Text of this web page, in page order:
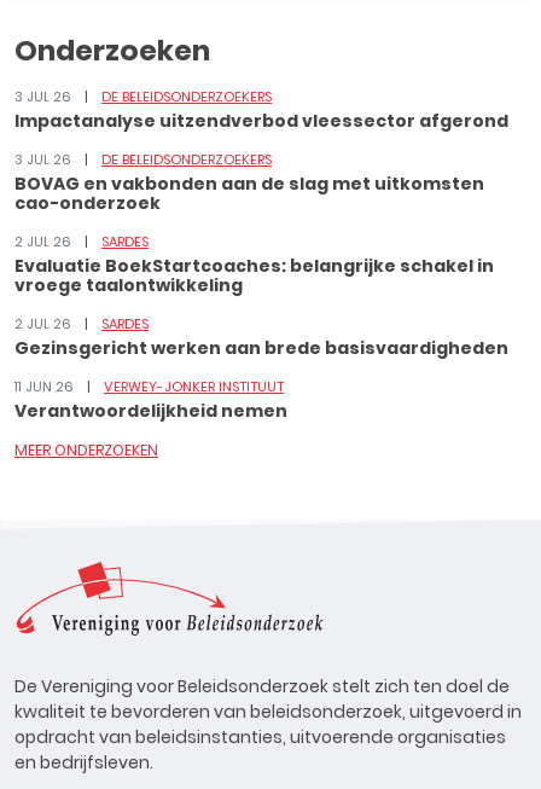
Onderzoeken
3 JUL 26 DE BELEIDSONDERZOEKERS
Impactanalyse uitzendverbod vleessector afgerond
3 JUL 26 DE BELEIDSONDERZOEKERS
BOVAG en vakbonden aan de slag met uitkomsten
cao-onderzoek
2 JUL 26 SARDES
Evaluatie BoekStartcoaches: belangrijke schakel in
vroege taalontwikkeling
2 JUL 26 SARDES
Gezinsgericht werken aan brede basisvaardigheden
11 JUN 26 VERWEY-JONKER INSTITUUT
Verantwoordelijkheid nemen
MEER ONDERZOEKEN
De Vereniging voor Beleidsonderzoek stelt zich ten doel de
kwaliteit te bevorderen van beleidsonderzoek, uitgevoerd in
opdracht van beleidsinstanties, uitvoerende organisaties
en bedrijfsleven.